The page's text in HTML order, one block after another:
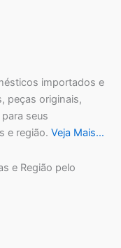
importados e
peças originais,
seus
e região. Veja Mais…
e Região pelo